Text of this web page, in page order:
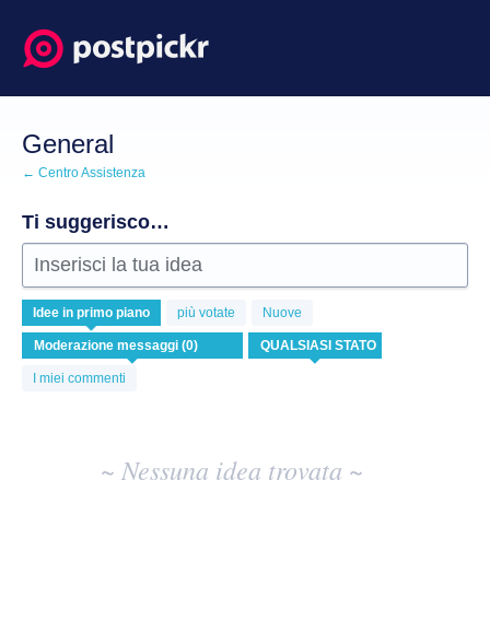
Salta
al
contenuto
General
← Centro Assistenza
Ti suggerisco…
Inserisci la tua idea
Idee in primo piano più votate Nuove
I miei commenti
Nessuna
idea
esistente
risulta
~ Nessuna idea trovata ~